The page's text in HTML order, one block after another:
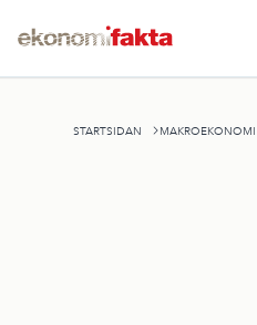
STARTSIDAN MAKROEKONOMI